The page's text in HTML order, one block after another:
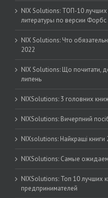
NIX Solutions: ТОП-10
литературы по версии Форбс
NIX Solutions: Что
2022
NIX Solutions: Що почитати,
липень
NIXSolutions: 3 головних
NIXSolutions: Вичерпний
NIXsolutions: Найкращі книги
NIXSolutions: Самые
NIXSolutions: Топ 10 лучших
предпринимателей